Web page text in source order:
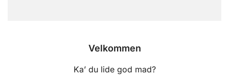
Velkommen
Ka’ du lide god mad?